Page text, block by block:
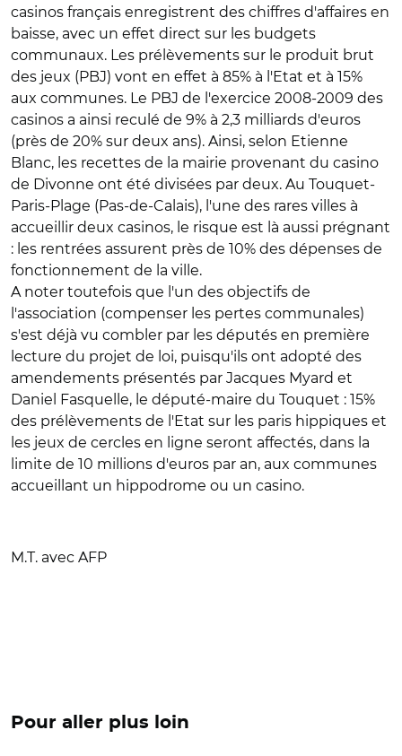
casinos français enregistrent des chiffres d'affaires en
baisse, avec un effet direct sur les budgets
communaux. Les prélèvements sur le produit brut
des jeux (PBJ) vont en effet à 85% à l'Etat et à 15%
aux communes. Le PBJ de l'exercice 2008-2009 des
casinos a ainsi reculé de 9% à 2,3 milliards d'euros
(près de 20% sur deux ans). Ainsi, selon Etienne
Blanc, les recettes de la mairie provenant du casino
de Divonne ont été divisées par deux. Au Touquet-
Paris-Plage (Pas-de-Calais), l'une des rares villes à
accueillir deux casinos, le risque est là aussi prégnant
: les rentrées assurent près de 10% des dépenses de
fonctionnement de la ville.
A noter toutefois que l'un des objectifs de
l'association (compenser les pertes communales)
s'est déjà vu combler par les députés en première
lecture du projet de loi, puisqu'ils ont adopté des
amendements présentés par Jacques Myard et
Daniel Fasquelle, le député-maire du Touquet : 15%
des prélèvements de l'Etat sur les paris hippiques et
les jeux de cercles en ligne seront affectés, dans la
limite de 10 millions d'euros par an, aux communes
accueillant un hippodrome ou un casino.
M.T. avec AFP
Pour aller plus loin